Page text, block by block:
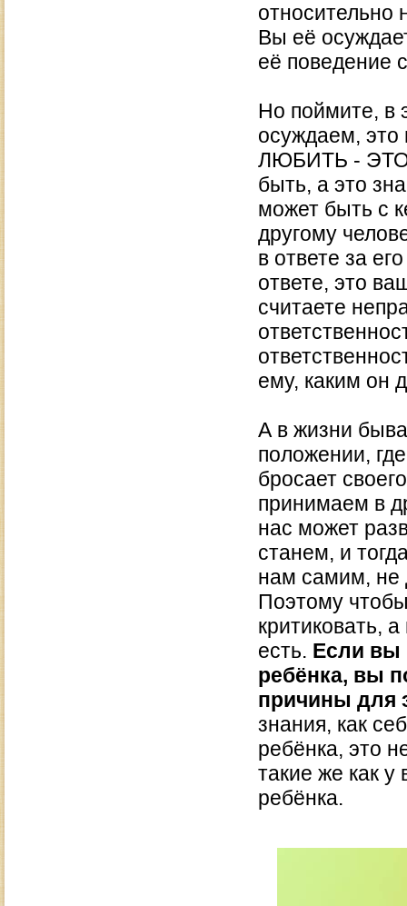
относительно
Вы её
её поведение
Но поймите, в
осуждаем, это
ЛЮБИТЬ - ЭТО
быть, а это
может быть с
другому
в ответе за
ответе, это
считаете
ему, каким он
А в жизни
положении,
бросает
принимаем в
нас может
станем, и
нам самим, не
Поэтому
критиковать,
есть. Если вы
ребёнка, вы
причины для
знания, как
ребёнка, это
такие же как у
ребёнка.